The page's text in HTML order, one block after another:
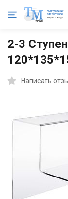
Главная
2-3
Написать